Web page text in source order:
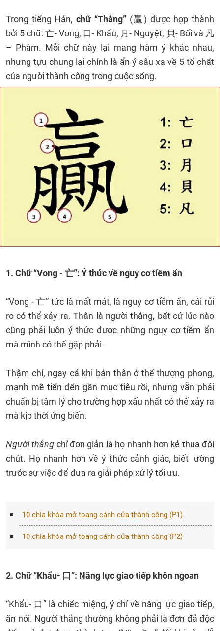
Trong tiếng Hán,chữ “Thắng”(贏) được hợp thành
bởi 5 chữ: 亡- Vong, 口- Khẩu, 月- Nguyệt, 貝- Bối và 凡
– Phàm. Mỗi chữ này lại mang hàm ý khác nhau,
nhưng tựu chung lại chính là ẩn ý sâu xa về 5 tố chất
của người thành công trong cuộc sống.
1. Chữ “Vong - 亡”: Ý thức về nguy cơ tiềm ẩn
“Vong - 亡” tức là mất mát, là nguy cơ tiềm ẩn, cái rủi
ro có thể xảy ra. Thân là người thắng, bất cứ lúc nào
cũng phải luôn ý thức được những nguy cơ tiềm ẩn
mà mình có thể gặp phải.
Thậm chí, ngay cả khi bản thân ở thế thượng phong,
mạnh mẽ tiến đến gần mục tiêu rồi, nhưng vẫn phải
chuẩn bị tâm lý cho trường hợp xấu nhất có thể xảy ra
mà kịp thời ứng biến.
Người thắng chỉ đơn giản là họ nhanh hơn kẻ thua đôi
chút. Họ nhanh hơn về ý thức cảnh giác, biết lường
trước sự việc để đưa ra giải pháp xử lý tối ưu.
10 chìa khóa mở toang cánh cửa thành công (P1)
10 chìa khóa mở toang cánh cửa thành công (P2)
2. Chữ “Khẩu- 口”: Năng lực giao tiếp khôn ngoan
“Khẩu- 口” là chiếc miệng, ý chỉ về năng lực giao tiếp,
ăn nói. Người thắng thường không phải là đơn đả độc